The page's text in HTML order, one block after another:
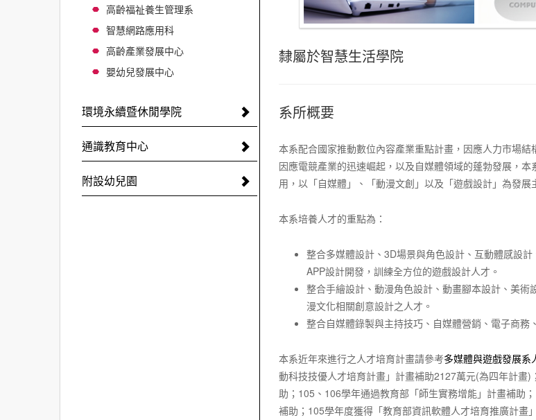
高齡福祉養生管理系
智慧網路應用科
高齡產業發展中心
嬰幼兒發展中心
環境永續暨休閒學院
通識教育中心
附設幼兒園
隸屬於智慧生活學院
系所概要
本系配合國家推動數位內容產業重點計畫，因應人力市場
因應電競產業的迅速崛起，以及自媒體領域的蓬勃發展，
用，以「自媒體」、「動漫文創」以及「遊戲設計」為發
本系培養人才的重點為：
整合多媒體設計、3D場景與角色設計、互動體感設
APP設計開發，訓練全方位的遊戲設計人才。
整合手繪設計、動漫角色設計、動畫腳本設計、美
漫文化相關創意設計之人才。
整合自媒體錄製與主持技巧、自媒體營銷、電子商務
本系近年來進行之人才培育計畫請參考多媒體與遊戲發展系
動科技技優人才培育計畫」計畫補助2127萬元(為四年計畫
助；105、106學年通過教育部「師生實務增能」計畫補助
補助；105學年度獲得「教育部資訊軟體人才培育推廣計畫